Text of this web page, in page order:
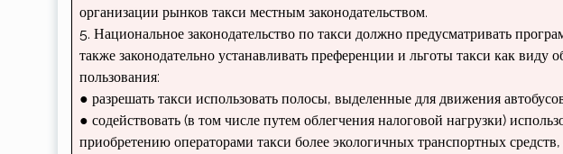
организации рынков такси местным законодательством.
5. Национальное законодательство по так­си должно предусматривать
также за­конодательно устанавливать преференции и льготы такси как виду
пользования:
● разрешать такси использовать полосы, выделенные для движения
● содействовать (в том числе путем об­легчения налоговой нагрузки)
приобретению операторами такси более экологичных транспортных